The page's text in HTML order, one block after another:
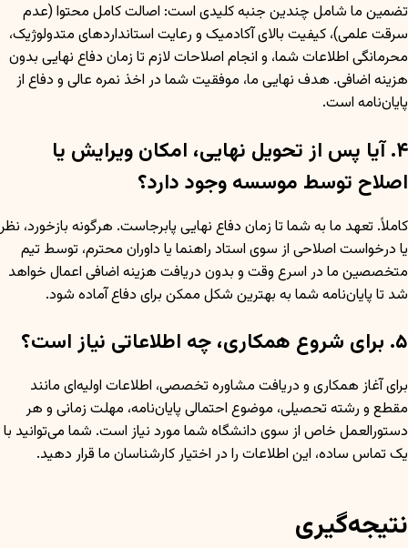
تضمین ما شامل چندین جنبه کلیدی است: اصالت کامل محتوا (عدم
سرقت علمی)، کیفیت بالای آکادمیک و رعایت استانداردهای متدولوژیک،
محرمانگی اطلاعات شما، و انجام اصلاحات لازم تا زمان دفاع نهایی بدون
هزینه اضافی. هدف نهایی ما، موفقیت شما در اخذ نمره عالی و دفاع از
پایان‌نامه است.
۴. آیا پس از تحویل نهایی، امکان ویرایش یا
اصلاح توسط موسسه وجود دارد؟
کاملاً. تعهد ما به شما تا زمان دفاع نهایی پابرجاست. هرگونه بازخورد، نظر
یا درخواست اصلاحی از سوی استاد راهنما یا داوران محترم، توسط تیم
متخصصین ما در اسرع وقت و بدون دریافت هزینه اضافی اعمال خواهد
شد تا پایان‌نامه شما به بهترین شکل ممکن برای دفاع آماده شود.
۵. برای شروع همکاری، چه اطلاعاتی نیاز است؟
برای آغاز همکاری و دریافت مشاوره تخصصی، اطلاعات اولیه‌ای مانند
مقطع و رشته تحصیلی، موضوع احتمالی پایان‌نامه، مهلت زمانی و هر
دستورالعمل خاص از سوی دانشگاه شما مورد نیاز است. شما می‌توانید با
یک تماس ساده، این اطلاعات را در اختیار کارشناسان ما قرار دهید.
نتیجه‌گیری